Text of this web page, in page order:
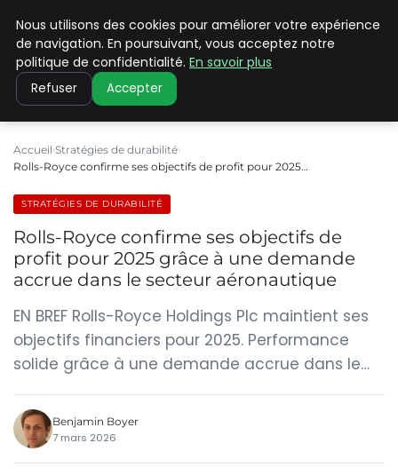
CLIMATE C ADVANCED
Accueil Stratégies de durabilité
Rolls-Royce confirme ses objectifs de profit pour 2025…
STRATÉGIES DE DURABILITÉ
Rolls-Royce confirme ses objectifs de
profit pour 2025 grâce à une demande
accrue dans le secteur aéronautique
EN BREF Rolls-Royce Holdings Plc maintient ses
objectifs financiers pour 2025. Performance
solide grâce à une demande accrue dans le…
Benjamin Boyer
7 mars 2026
Nous utilisons des cookies pour améliorer votre expérience
de navigation. En poursuivant, vous acceptez notre
politique de confidentialité. En savoir plus
Refuser Accepter